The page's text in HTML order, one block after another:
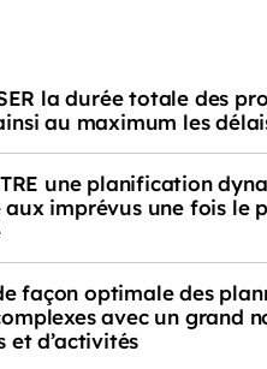
la durée totale des
au maximum les
une planification
aux imprévus une fois le
façon optimale des
avec un grand
et d’activités